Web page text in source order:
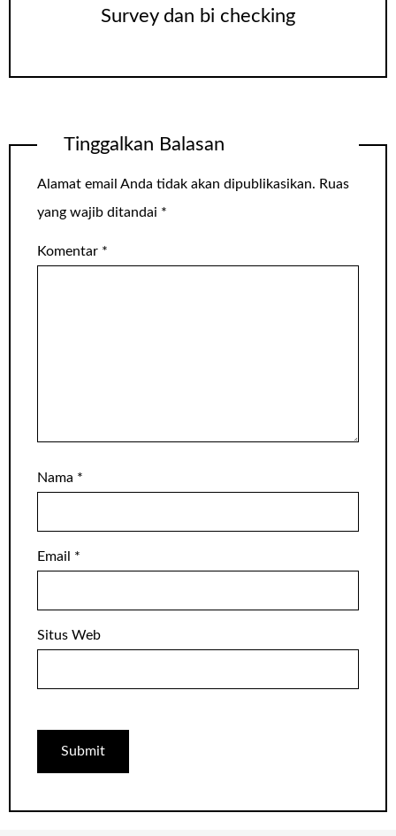
Survey dan bi checking
Tinggalkan Balasan
Alamat email Anda tidak akan dipublikasikan. Ruas
yang wajib ditandai *
Komentar *
Nama *
Email *
Situs Web